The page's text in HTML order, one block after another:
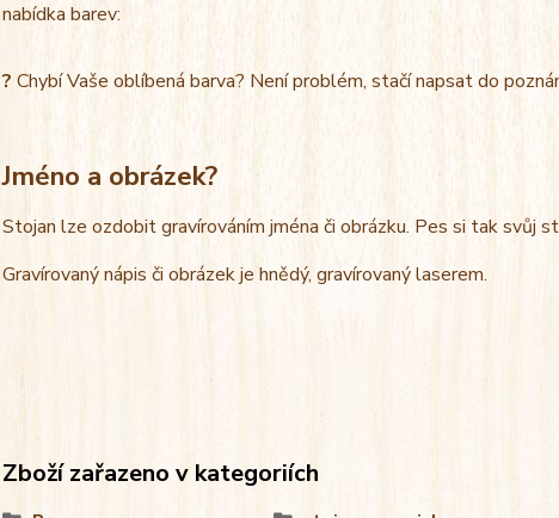
nabídka barev:
? Chybí Vaše oblíbená barva? Není problém, stačí napsat do
Jméno a obrázek?
Stojan lze ozdobit gravírováním jména či obrázku. Pes si tak svůj
Gravírovaný nápis či obrázek je hnědý, gravírovaný laserem.
Zboží zařazeno v kategoriích